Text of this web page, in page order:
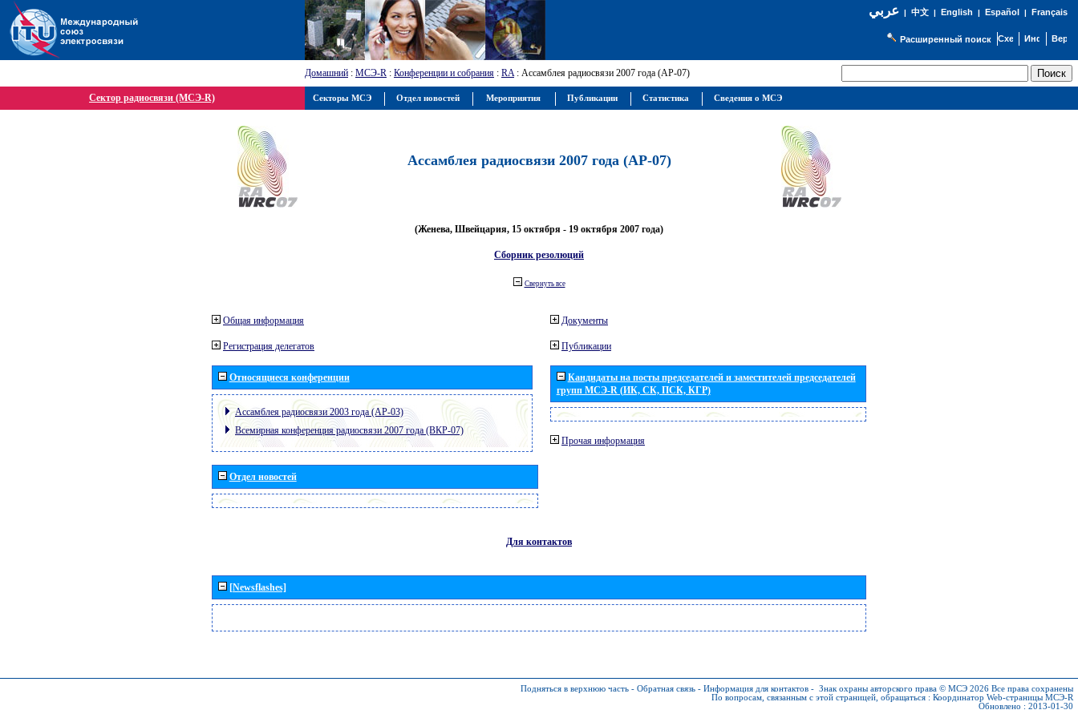
عربي| 中文| English | Español | Français
Расширенный поиск
Домашний : МСЭ-R : Конференции и собрания : RA: Ассамблея радиосвязи 2007 года (АР-07)
Сектор радиосвязи (МСЭ-R)
Ассамблея радиосвязи 2007 года (АР-07)
(Женева, Швейцария, 15 октября - 19 октября 2007 года)
Сборник резолюций
Свернуть все
Общая информация
Регистрация делегатов
Относящиеся конференции
Ассамблея радиосвязи 2003 года (АР-03)
Всемирная конференция радиосвязи 2007 года (ВКР-07)
Отдел новостей
Документы
Публикации
Кандидаты на посты председателей и заместителей председателей
групп МСЭ-R (ИК, СК, ПСК, КГР)
Прочая информация
Для контактов
[Newsflashes]
Подняться в верхнюю часть - Обратная связь - Информация для контактов - Знак охраны авторского права © МСЭ 2026 Все права сохранены
По вопросам, связанным с этой страницей, обращаться : Координатор Web-страницы МСЭ-R
Обновлено : 2013-01-30
Секторы МСЭ Отдел новостей Мероприятия Публикации Статистика Сведения о МСЭ